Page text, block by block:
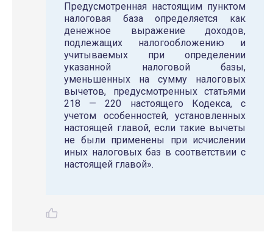
Предусмотренная настоящим пунктом
налоговая база определяется как
денежное выражение доходов,
подлежащих налогообложению и
учитываемых при определении
указанной налоговой базы,
уменьшенных на сумму налоговых
вычетов, предусмотренных статьями
218 — 220 настоящего Кодекса, с
учетом особенностей, установленных
настоящей главой, если такие вычеты
не были применены при исчислении
иных налоговых баз в соответствии с
настоящей главой».